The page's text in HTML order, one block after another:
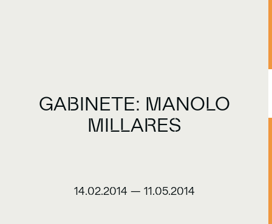
GABINETE: MANOLO
MILLARES
14.02.2014 — 11.05.2014